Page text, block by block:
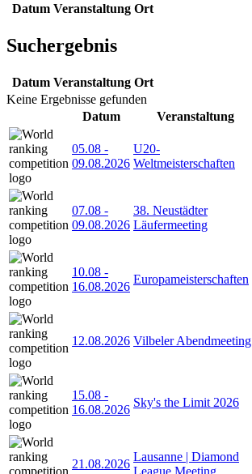
Datum Veranstaltung Ort
Suchergebnis
Datum Veranstaltung Ort
Keine Ergebnisse gefunden
Datum
Veranstaltung
05.08 -
09.08.2026
U20-
Weltmeisterschaften
07.08 -
09.08.2026
38. Neustädter
Läufermeeting
10.08 -
16.08.2026
Europameisterschaften
12.08.2026 Vilbeler Abendmeeting
15.08 -
16.08.2026
Sky's the Limit 2026
21.08.2026
Lausanne | Diamond
League Meeting